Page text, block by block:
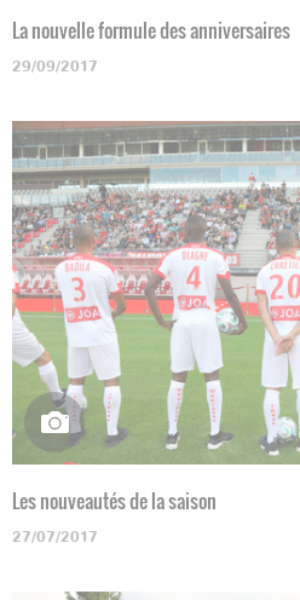
La nouvelle formule des anniversaires
29/09/2017
Les nouveautés de la saison
27/07/2017